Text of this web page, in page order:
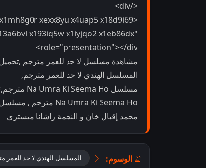
</div>
xexx8yu x4uap5 x18d9i69
x193iq5w x1iyjqo2 x1eb86dx"
role="presentation"></div>
مشاهدة مسلسل لا حد للعمر مترجم
المسلسل الهندي لا حد للعمر مترجم,
محمد إقبال خان و النجمة راشانا ميستري
الوسوم: المسلسل الهندي لا حد للعمر